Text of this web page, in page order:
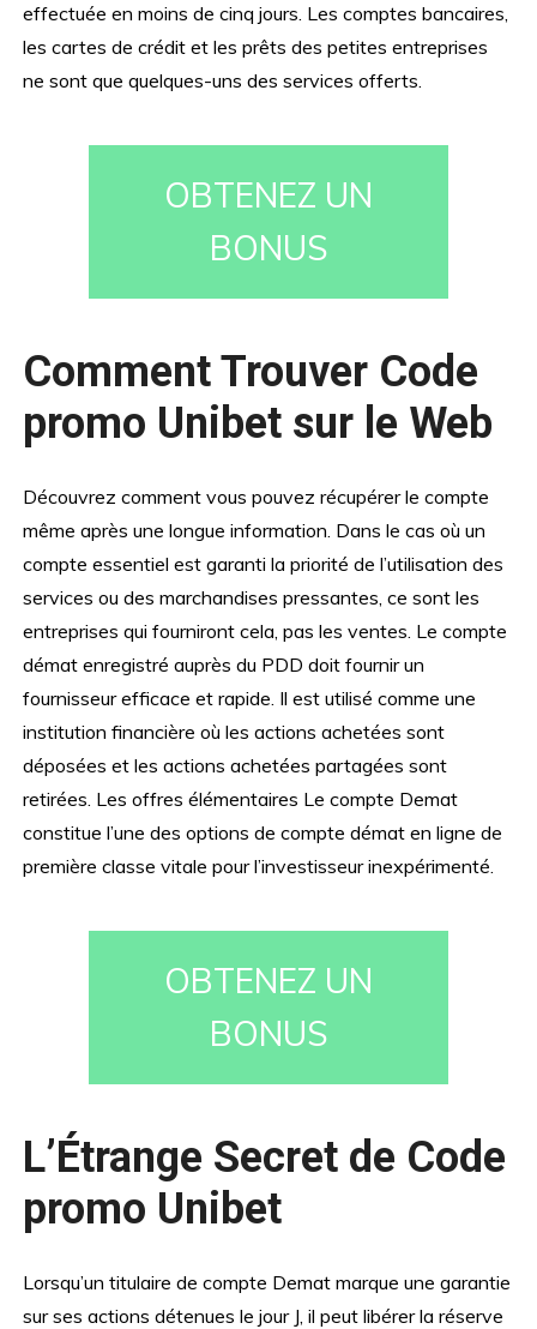
effectuée en moins de cinq jours. Les comptes bancaires,
les cartes de crédit et les prêts des petites entreprises
ne sont que quelques-uns des services offerts.
OBTENEZ UN
BONUS
Comment Trouver Code
promo Unibet sur le Web
Découvrez comment vous pouvez récupérer le compte
même après une longue information. Dans le cas où un
compte essentiel est garanti la priorité de l’utilisation des
services ou des marchandises pressantes, ce sont les
entreprises qui fourniront cela, pas les ventes. Le compte
démat enregistré auprès du PDD doit fournir un
fournisseur efficace et rapide. Il est utilisé comme une
institution financière où les actions achetées sont
déposées et les actions achetées partagées sont
retirées. Les offres élémentaires Le compte Demat
constitue l’une des options de compte démat en ligne de
première classe vitale pour l’investisseur inexpérimenté.
OBTENEZ UN
BONUS
L’Étrange Secret de Code
promo Unibet
Lorsqu’un titulaire de compte Demat marque une garantie
sur ses actions détenues le jour J, il peut libérer la réserve